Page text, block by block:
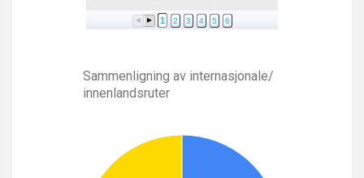
1 2 3 4 5 6
Sammenligning av internasjonale/
innenlandsruter